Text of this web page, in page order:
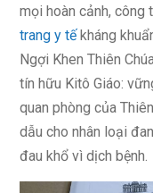
mọi hoàn cảnh,
trang y tếkháng
Ngợi Khen Thiên
tín hữu Kitô Giáo:
quan phòng của
dẫu cho nhân loại
đau khổ vì dịch bệnh.